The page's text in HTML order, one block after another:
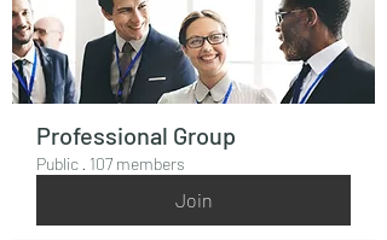
Professional Group
Public · 107 members
Join